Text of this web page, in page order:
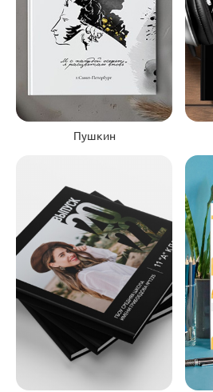
Пушкин